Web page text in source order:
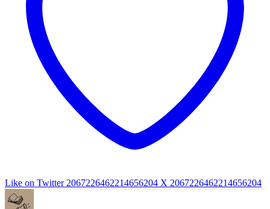
Like on Twitter 2067226462214656204 X 2067226462214656204